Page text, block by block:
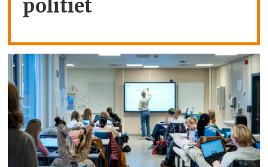
politiet